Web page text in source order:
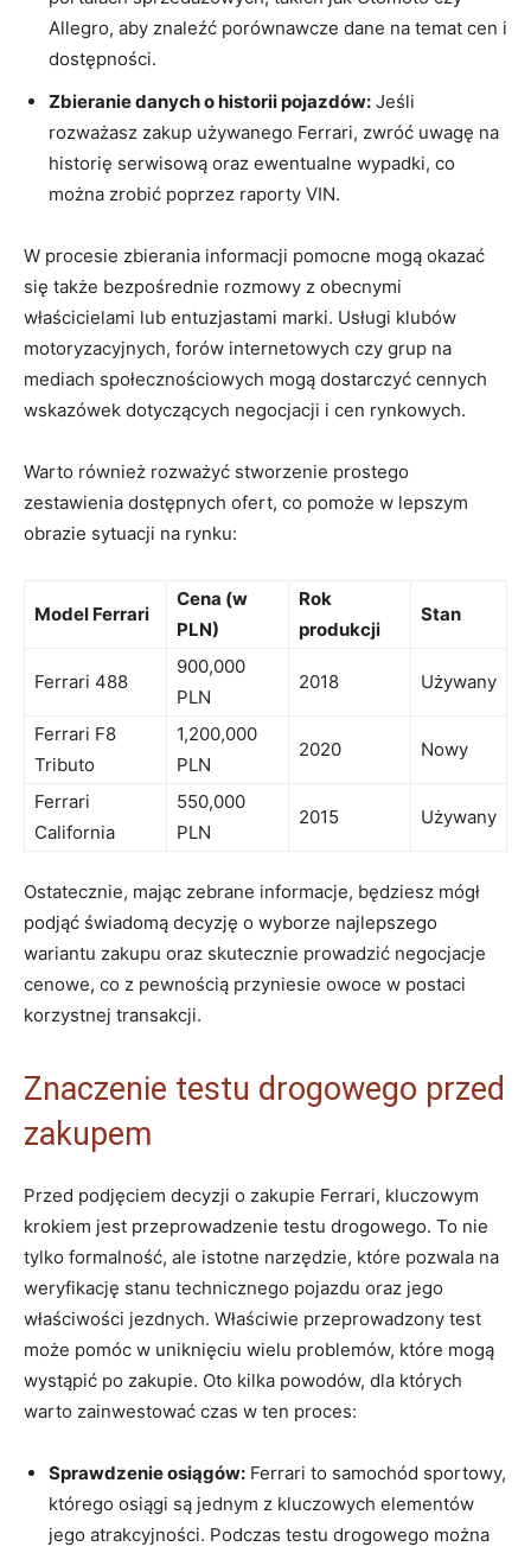
Allegro, ‌aby znaleźć porównawcze dane na ⁤temat cen i
dostępności.
Zbieranie danych o‍ historii pojazdów: Jeśli
rozważasz zakup używanego Ferrari, zwróć uwagę na
historię ‍serwisową oraz ewentualne wypadki, co
można ‌zrobić poprzez raporty ⁤VIN.
W procesie zbierania ⁢informacji pomocne mogą okazać
się także bezpośrednie rozmowy z obecnymi
właścicielami lub entuzjastami marki. Usługi ⁤klubów
motoryzacyjnych, forów internetowych⁤ czy grup na
mediach społecznościowych mogą dostarczyć cennych
wskazówek dotyczących negocjacji i​ cen rynkowych.
Warto również rozważyć‌ stworzenie prostego⁣
zestawienia dostępnych ofert, co pomoże‍ w lepszym
obrazie sytuacji ​na rynku:
Model Ferrari
Cena (w
PLN)
Rok
produkcji
Stan
Ferrari 488
900,000 ​
PLN
2018 Używany
Ferrari F8
Tributo
1,200,000
PLN
2020 Nowy
Ferrari
California
550,000
‍PLN
2015 Używany
Ostatecznie, mając zebrane informacje, będziesz mógł
podjąć świadomą decyzję o wyborze najlepszego
wariantu zakupu oraz skutecznie prowadzić‍ negocjacje
cenowe, co z pewnością przyniesie owoce w postaci
korzystnej transakcji.
Znaczenie testu drogowego przed
zakupem
Przed podjęciem decyzji o zakupie ⁤Ferrari, kluczowym
⁢krokiem jest ⁤przeprowadzenie testu drogowego. To nie
tylko formalność, ale istotne narzędzie, które pozwala na
weryfikację stanu technicznego pojazdu‍ oraz jego
właściwości jezdnych. ⁤Właściwie‍ przeprowadzony test
może pomóc w uniknięciu wielu problemów, które⁤ mogą
wystąpić po ‍zakupie. Oto ‍kilka‍ powodów, dla których
warto ‌zainwestować czas w ten proces:
Sprawdzenie ⁤osiągów: Ferrari to samochód sportowy,
⁢którego osiągi są jednym z kluczowych elementów‌
jego ‍atrakcyjności. Podczas‌ testu drogowego można